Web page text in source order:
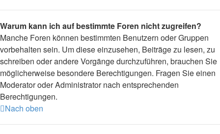
Warum kann ich auf bestimmte Foren nicht zugreifen?
Manche Foren können bestimmten Benutzern oder Gruppen
vorbehalten sein. Um diese einzusehen, Beiträge zu lesen, zu
schreiben oder andere Vorgänge durchzuführen, brauchen Sie
möglicherweise besondere Berechtigungen. Fragen Sie einen
Moderator oder Administrator nach entsprechenden
Berechtigungen.
Nach oben